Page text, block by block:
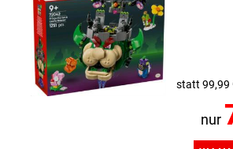
statt 99,99
nur